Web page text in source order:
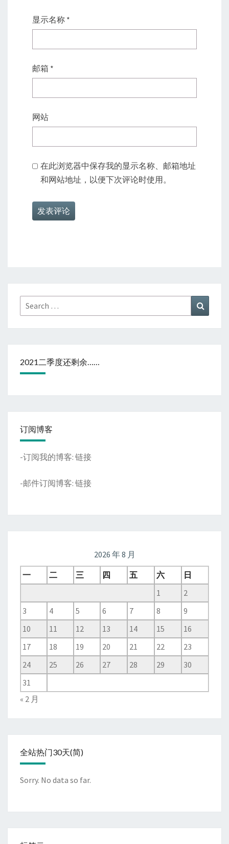
显示名称 *
邮箱 *
网站
在此浏览器中保存我的显示名称、邮箱地址
和网站地址，以便下次评论时使用。
Search
for:
2021二季度还剩余……
订阅博客
-订阅我的博客: 链接
-邮件订阅博客: 链接
2026 年 8 月
一
二 三 四 五 六
日
1
2
3
4 5 6 7 8
9
10
11 12 13 14 15
16
17
18 19 20 21 22
23
24
25 26 27 28 29
30
31
« 2 月
全站热门30天(简)
Sorry. No data so far.